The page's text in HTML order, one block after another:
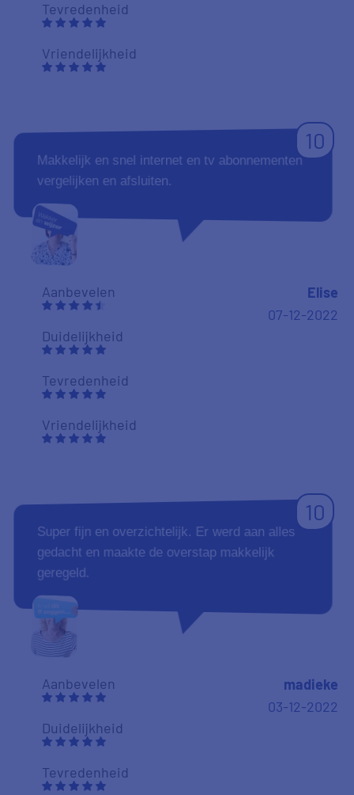
Tevredenheid
Vriendelijkheid
10
Makkelijk en snel internet en tv abonnementen
vergelijken en afsluiten.
Aanbevelen
Duidelijkheid
Tevredenheid
Vriendelijkheid
Elise
07-12-2022
10
Super fijn en overzichtelijk. Er werd aan alles
gedacht en maakte de overstap makkelijk
geregeld.
Aanbevelen
Duidelijkheid
Tevredenheid
madieke
03-12-2022